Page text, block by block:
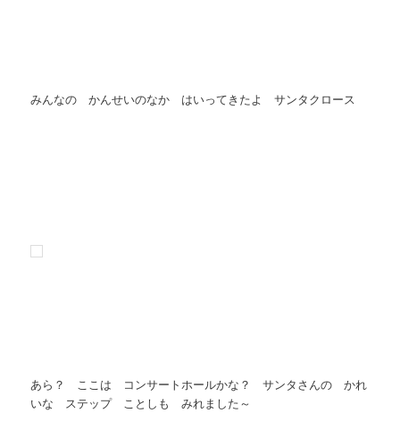
みんなの かんせいのなか はいってきたよ サンタクロース
あら？ ここは コンサートホールかな？ サンタさんの かれ
いな ステップ ことしも みれました～